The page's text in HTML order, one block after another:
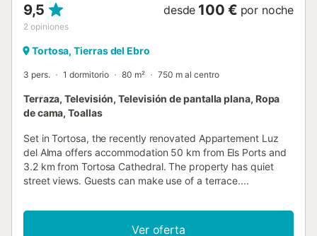
9,5
2 opiniones
desde 100 € por noche
Tortosa, Tierras del Ebro
3 pers. 1 dormitorio 80 m² 750 m al centro
Terraza, Televisión, Televisión de pantalla plana, Ropa
de cama, Toallas
Set in Tortosa, the recently renovated Appartement Luz
del Alma offers accommodation 50 km from Els Ports and
3.2 km from Tortosa Cathedral. The property has quiet
street views. Guests can make use of a terrace....
Ver oferta